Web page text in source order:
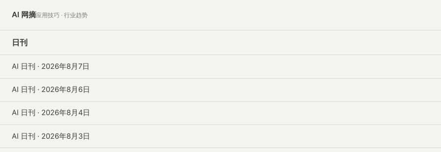
AI 网摘应用技巧 · 行业趋势
日刊
AI 日刊 · 2026年8月7日
AI 日刊 · 2026年8月6日
AI 日刊 · 2026年8月4日
AI 日刊 · 2026年8月3日